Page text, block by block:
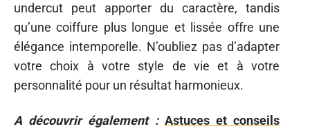
undercut peut apporter du caractère, tandis
qu’une coiffure plus longue et lissée offre une
élégance intemporelle. N’oubliez pas d’adapter
votre choix à votre style de vie et à votre
personnalité pour un résultat harmonieux.
A découvrir également : Astuces et conseils